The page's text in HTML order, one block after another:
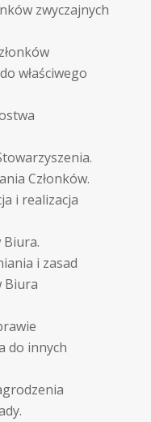
zwyczajnych
właściwego
Członków.
i realizacja
i zasad
Biura
do innych